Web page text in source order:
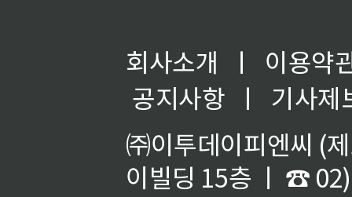
회사소개 ㅣ
이용약
공지사항
ㅣ
기사제
㈜이투데이피엔씨 (
이빌딩 15층 ㅣ ☎